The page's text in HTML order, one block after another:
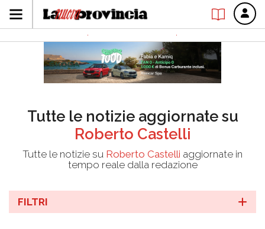
Tutte le notizie aggiornate su
Roberto Castelli
Tutte le notizie su Roberto Castelli aggiornate in
tempo reale dalla redazione
FILTRI